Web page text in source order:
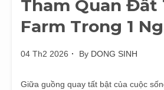
Tham Quan Đất
Farm Trong 1
04 Th2 2026 By DONG SINH
Giữa guồng quay tất bật của cuộc